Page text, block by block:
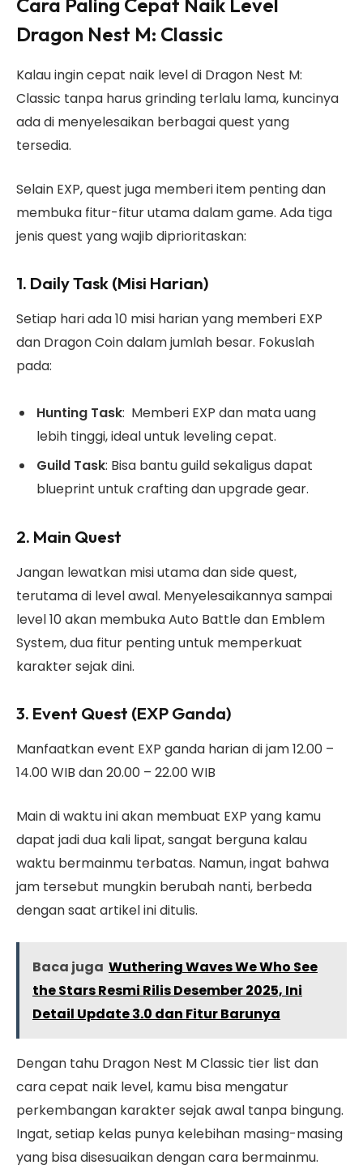
Cara Paling Cepat Naik Level
Dragon Nest M: Classic
Kalau ingin cepat naik level di Dragon Nest M:
Classic tanpa harus grinding terlalu lama, kuncinya
ada di menyelesaikan berbagai quest yang
tersedia.
Selain EXP, quest juga memberi item penting dan
membuka fitur-fitur utama dalam game. Ada tiga
jenis quest yang wajib diprioritaskan:
1. Daily Task (Misi Harian)
Setiap hari ada 10 misi harian yang memberi EXP
dan Dragon Coin dalam jumlah besar. Fokuslah
pada:
Hunting Task: Memberi EXP dan mata uang
lebih tinggi, ideal untuk leveling cepat.
Guild Task: Bisa bantu guild sekaligus dapat
blueprint untuk crafting dan upgrade gear.
2. Main Quest
Jangan lewatkan misi utama dan side quest,
terutama di level awal. Menyelesaikannya sampai
level 10 akan membuka Auto Battle dan Emblem
System, dua fitur penting untuk memperkuat
karakter sejak dini.
3. Event Quest (EXP Ganda)
Manfaatkan event EXP ganda harian di jam 12.00 –
14.00 WIB dan 20.00 – 22.00 WIB
Main di waktu ini akan membuat EXP yang kamu
dapat jadi dua kali lipat, sangat berguna kalau
waktu bermainmu terbatas. Namun, ingat bahwa
jam tersebut mungkin berubah nanti, berbeda
dengan saat artikel ini ditulis.
Baca juga Wuthering Waves We Who See
the Stars Resmi Rilis Desember 2025, Ini
Detail Update 3.0 dan Fitur Barunya
Dengan tahu Dragon Nest M Classic tier list dan
cara cepat naik level, kamu bisa mengatur
perkembangan karakter sejak awal tanpa bingung.
Ingat, setiap kelas punya kelebihan masing-masing
yang bisa disesuaikan dengan cara bermainmu.